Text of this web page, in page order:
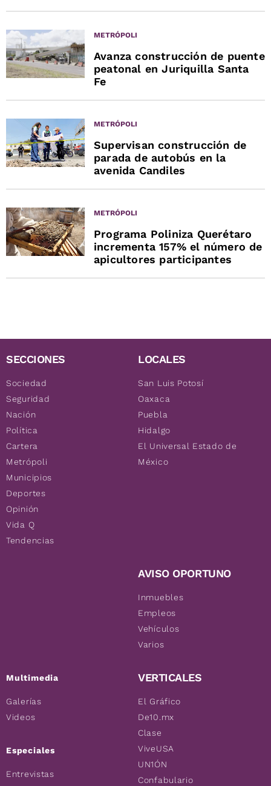
METRÓPOLI
Avanza construcción de puente
peatonal en Juriquilla Santa
Fe
METRÓPOLI
Supervisan construcción de
parada de autobús en la
avenida Candiles
METRÓPOLI
Programa Poliniza Querétaro
incrementa 157% el número de
apicultores participantes
SECCIONES
Sociedad
Seguridad
Nación
Política
Cartera
Metrópoli
Municipios
Deportes
Opinión
Vida Q
Tendencias
Multimedia
Galerías
Videos
Especiales
Entrevistas
LOCALES
San Luis Potosí
Oaxaca
Puebla
Hidalgo
El Universal Estado de
México
AVISO OPORTUNO
Inmuebles
Empleos
Vehículos
Varios
VERTICALES
El Gráfico
De10.mx
Clase
ViveUSA
UN1ÓN
Confabulario